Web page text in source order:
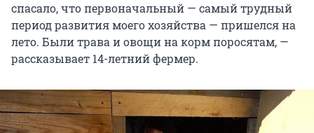
спасало, что первоначальный — самый трудный
период развития моего хозяйства — пришелся на
лето. Были трава и овощи на корм поросятам, —
рассказывает 14-летний фермер.